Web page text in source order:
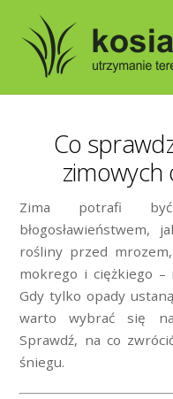
Co
zimowych
Zima potrafi
rośliny przed
mokrego i ciężkiego –
Gdy tylko opady
warto wybrać się
Sprawdź, na co
śniegu.